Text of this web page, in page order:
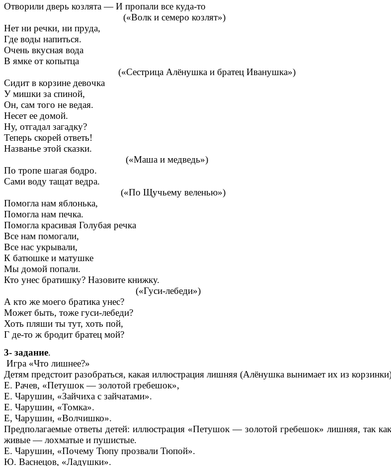
Отворили дверь козлята — И пропали все куда-то
(«Волк и семеро козлят»)
Нет ни речки, ни пруда,
Где воды напиться.
Очень вкусная вода
В ямке от копытца
(«Сестрица Алёнушка и братец Иванушка»)
Сидит в корзине девочка
У мишки за спиной,
Он, сам того не ведая.
Несет ее домой.
Ну, отгадал загадку?
Теперь скорей ответь!
Названье этой сказки.
(«Маша и медведь»)
По тропе шагая бодро.
Сами воду тащат ведра.
(«По Щучьему веленью»)
Помогла нам яблонька,
Помогла нам печка.
Помогла красивая Голубая речка
Все нам помогали,
Все нас укрывали,
К батюшке и матушке
Мы домой попали.
Кто унес братишку? Назовите книжку.
(«Гуси-лебеди»)
А кто же моего братика унес?
Может быть, тоже гуси-лебеди?
Хоть пляши ты тут, хоть пой,
Г де-то ж бродит братец мой?
3- задание.
Игра «Что лишнее?»
Детям предстоит разобраться, какая иллюстрация лишняя (Алёнушка вынимает их из
Е. Рачев, «Петушок — золотой гребешок»,
Е. Чарушин, «Зайчиха с зайчатами».
Е. Чарушин, «Томка».
Е, Чарушин, «Волчишко».
Предполагаемые ответы детей: иллюстрация «Петушок — золотой гребешок» лишняя, так
живые — лохматые и пушистые.
Е. Чарушин, «Почему Тюпу прозвали Тюпой».
Ю. Васнецов, «Ладушки».